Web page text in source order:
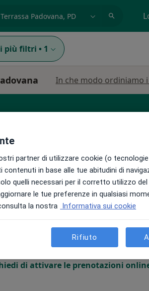
più filtri • 1
In che modo ordiniamo
Domani Sab, Dom,
Non ci sono agende disponibili!
di attivare le prenotazioni
partner di utilizzare cookie (o
in base alle tue abitudini di
quelli necessari per il corretto utilizzo
le tue preferenze in qualsiasi
la nostra Informativa sui cookie
Rifiuto